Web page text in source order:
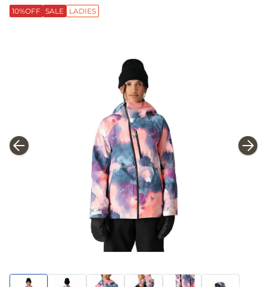
10%OFF SALE LADIES